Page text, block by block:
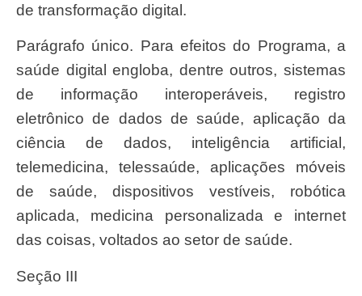
de transformação digital.
Parágrafo único. Para efeitos do Programa, a
saúde digital engloba, dentre outros, sistemas
de informação interoperáveis, registro
eletrônico de dados de saúde, aplicação da
ciência de dados, inteligência artificial,
telemedicina, telessaúde, aplicações móveis
de saúde, dispositivos vestíveis, robótica
aplicada, medicina personalizada e internet
das coisas, voltados ao setor de saúde.
Seção III